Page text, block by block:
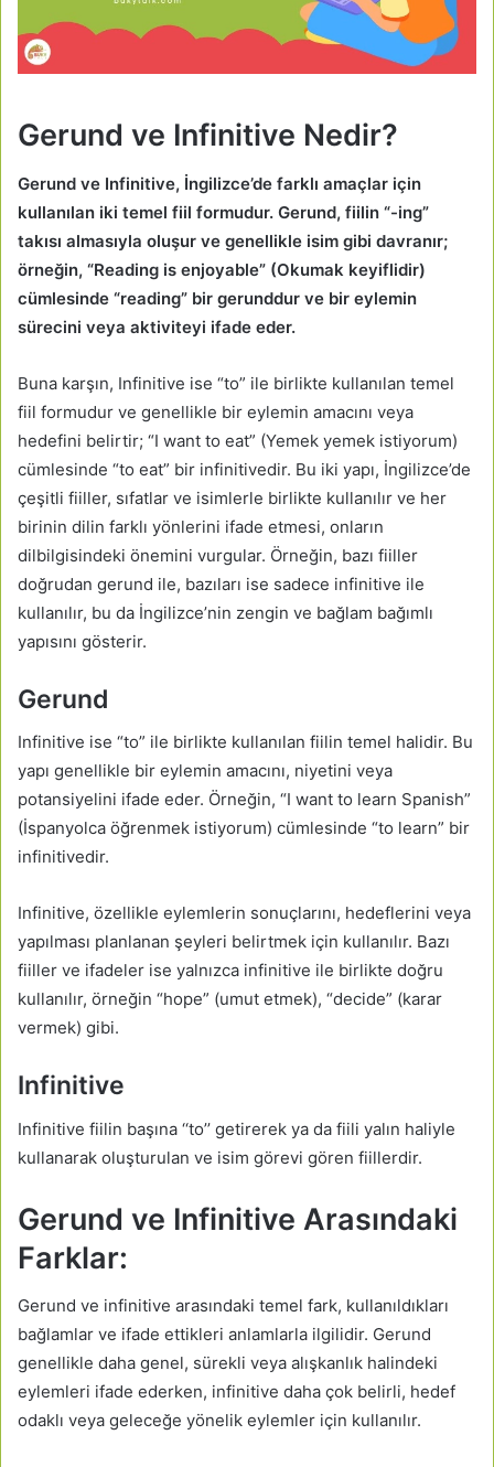
Gerund ve Infinitive Nedir?
Gerund ve Infinitive, İngilizce’de farklı amaçlar için
kullanılan iki temel fiil formudur. Gerund, fiilin “-ing”
takısı almasıyla oluşur ve genellikle isim gibi davranır;
örneğin, “Reading is enjoyable” (Okumak keyiflidir)
cümlesinde “reading” bir gerunddur ve bir eylemin
sürecini veya aktiviteyi ifade eder.
Buna karşın, Infinitive ise “to” ile birlikte kullanılan temel
fiil formudur ve genellikle bir eylemin amacını veya
hedefini belirtir; “I want to eat” (Yemek yemek istiyorum)
cümlesinde “to eat” bir infinitivedir. Bu iki yapı, İngilizce’de
çeşitli fiiller, sıfatlar ve isimlerle birlikte kullanılır ve her
birinin dilin farklı yönlerini ifade etmesi, onların
dilbilgisindeki önemini vurgular. Örneğin, bazı fiiller
doğrudan gerund ile, bazıları ise sadece infinitive ile
kullanılır, bu da İngilizce’nin zengin ve bağlam bağımlı
yapısını gösterir.
Gerund
Infinitive ise “to” ile birlikte kullanılan fiilin temel halidir. Bu
yapı genellikle bir eylemin amacını, niyetini veya
potansiyelini ifade eder. Örneğin, “I want to learn Spanish”
(İspanyolca öğrenmek istiyorum) cümlesinde “to learn” bir
infinitivedir.
Infinitive, özellikle eylemlerin sonuçlarını, hedeflerini veya
yapılması planlanan şeyleri belirtmek için kullanılır. Bazı
fiiller ve ifadeler ise yalnızca infinitive ile birlikte doğru
kullanılır, örneğin “hope” (umut etmek), “decide” (karar
vermek) gibi.
Infinitive
Infinitive fiilin başına ‘‘to’’ getirerek ya da fiili yalın haliyle
kullanarak oluşturulan ve isim görevi gören fiillerdir.
Gerund ve Infinitive Arasındaki
Farklar:
Gerund ve infinitive arasındaki temel fark, kullanıldıkları
bağlamlar ve ifade ettikleri anlamlarla ilgilidir. Gerund
genellikle daha genel, sürekli veya alışkanlık halindeki
eylemleri ifade ederken, infinitive daha çok belirli, hedef
odaklı veya geleceğe yönelik eylemler için kullanılır.